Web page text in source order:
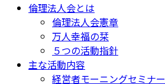
倫理法人会とは
倫理法人会憲章
万人幸福の栞
５つの活動指針
主な活動内容
経営者モーニングセミナー